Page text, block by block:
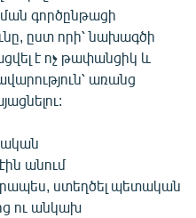
գործընթացի
ըստ որի՝ նախագծի
է ոչ թափանցիկ և
առանց
անում
ստեղծել պետական
ու անկախ